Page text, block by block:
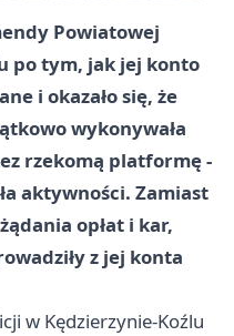
Powiatowej
po tym, jak jej konto
i okazało się, że
wykonywała
rzekomą platformę -
aktywności. Zamiast
opłat i kar,
z jej konta
w Kędzierzynie-Koźlu